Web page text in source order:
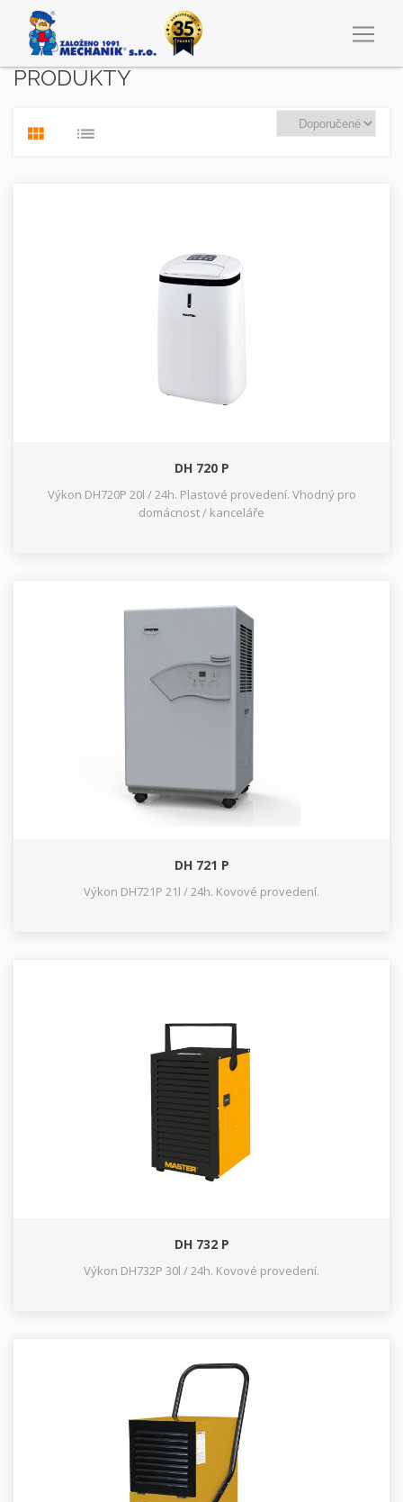
PRODUKTY
DH 720 P
Výkon DH720P 20l / 24h. Plastové provedení. Vhodný pro
domácnost / kanceláře
DH 721 P
Výkon DH721P 21l / 24h. Kovové provedení.
DH 732 P
Výkon DH732P 30l / 24h. Kovové provedení.